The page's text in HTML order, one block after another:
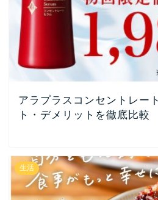
アラプラスコンセントレー
ト・デメリットを徹底比較
生活